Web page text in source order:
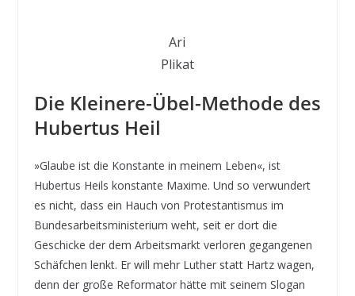
Ari
Plikat
Die Kleinere-Übel-Methode des
Hubertus Heil
»Glaube ist die Konstante in meinem Leben«, ist
Hubertus Heils konstante Maxime. Und so verwundert
es nicht, dass ein Hauch von Protestantismus im
Bundesarbeitsministerium weht, seit er dort die
Geschicke der dem Arbeitsmarkt verloren gegangenen
Schäfchen lenkt. Er will mehr Luther statt Hartz wagen,
denn der große Reformator hätte mit seinem Slogan